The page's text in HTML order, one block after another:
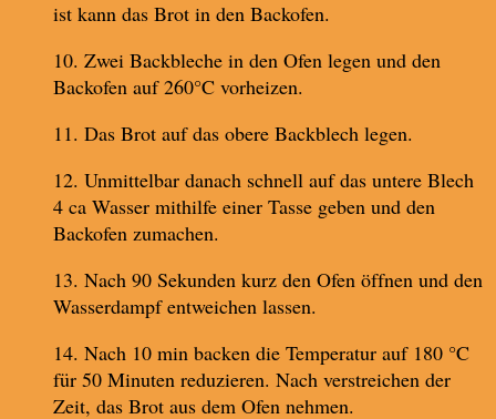
ist kann das Brot in den Backofen.
10. Zwei Backbleche in den Ofen legen und den
Backofen auf 260°C vorheizen.
11. Das Brot auf das obere Backblech legen.
12. Unmittelbar danach schnell auf das untere Blech
4 ca Wasser mithilfe einer Tasse geben und den
Backofen zumachen.
13. Nach 90 Sekunden kurz den Ofen öffnen und den
Wasserdampf entweichen lassen.
14. Nach 10 min backen die Temperatur auf 180 °C
für 50 Minuten reduzieren. Nach verstreichen der
Zeit, das Brot aus dem Ofen nehmen.